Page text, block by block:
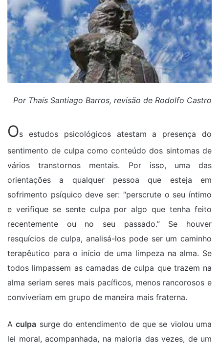
Por Thaís Santiago Barros, revisão de Rodolfo Castro
Os estudos psicológicos atestam a presença do
sentimento de culpa como conteúdo dos sintomas de
vários transtornos mentais. Por isso, uma das
orientações a qualquer pessoa que esteja em
sofrimento psíquico deve ser: “perscrute o seu íntimo
e verifique se sente culpa por algo que tenha feito
recentemente ou no seu passado.” Se houver
resquícios de culpa, analisá-los pode ser um caminho
terapêutico para o início de uma limpeza na alma. Se
todos limpassem as camadas de culpa que trazem na
alma seriam seres mais pacíficos, menos rancorosos e
conviveriam em grupo de maneira mais fraterna.
Aculpa surge do entendimento de que se violou uma
lei moral, acompanhada, na maioria das vezes, de um